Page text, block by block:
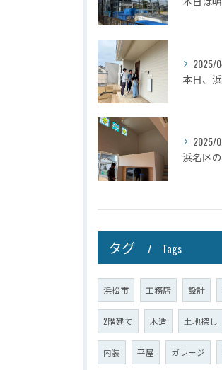
2025/
2025/
タグ Tags
浜松市 工務店 設計
2階建て 木造 土地探し
内装 平屋 ガレージ